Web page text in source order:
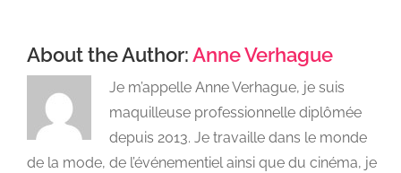
About the Author:Anne Verhague
Je m’appelle Anne Verhague, je suis
maquilleuse professionnelle diplômée
depuis 2013. Je travaille dans le monde
de la mode, de l’événementiel ainsi que du cinéma, je